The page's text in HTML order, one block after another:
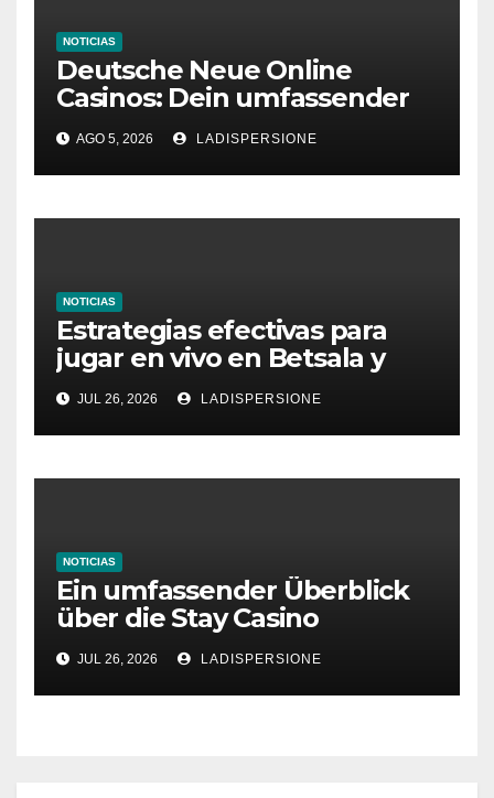
NOTICIAS
Deutsche Neue Online
Casinos: Dein umfassender
Ratgeber für moderne
Glücksspielplattformen
AGO 5, 2026 LADISPERSIONE
NOTICIAS
Estrategias efectivas para
jugar en vivo en Betsala y
aumentar tus ganancias
JUL 26, 2026 LADISPERSIONE
NOTICIAS
Ein umfassender Überblick
über die Stay Casino
Bonusbedingungen
JUL 26, 2026 LADISPERSIONE